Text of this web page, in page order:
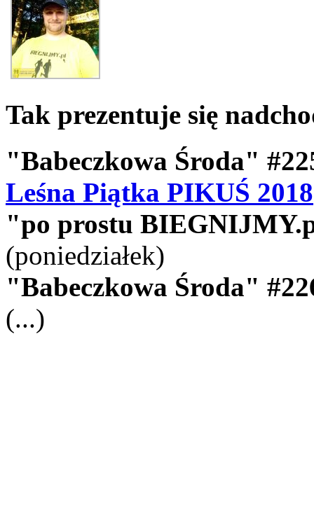
Tak prezentuje się
"Babeczkowa Środa"
Leśna Piątka PIKUŚ 2018
"po prostu
(poniedziałek)
"Babeczkowa Środa"
(...)